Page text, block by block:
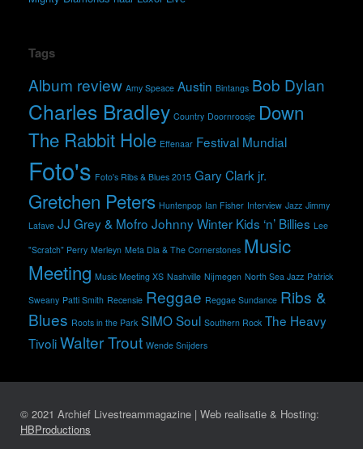
Tags
Album review Amy Speace Austin Bintangs Bob Dylan
Charles Bradley Country Doornroosje Down
The Rabbit Hole Effenaar Festival Mundial
Foto's Foto's Ribs & Blues 2015 Gary Clark jr.
Gretchen Peters Huntenpop Ian Fisher Interview Jazz Jimmy
Lafave JJ Grey & Mofro Johnny Winter Kids ‘n’ Billies Lee
"Scratch" Perry Merleyn Meta Dia & The Cornerstones Music
Meeting Music Meeting XS Nashville Nijmegen North Sea Jazz Patrick
Sweany Patti Smith Recensie Reggae Reggae Sundance Ribs &
Blues Roots in the Park SIMOSoul Southern Rock The Heavy
TivoliWalter Trout Wende Snijders
© 2021 Archief Livestreammagazine | Web realisatie & Hosting:
HBProductions